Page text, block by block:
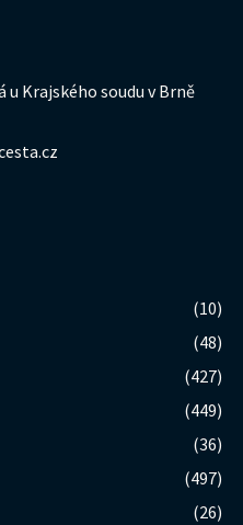
u Krajského soudu v Brně
(10)
(48)
(427)
(449)
(36)
(497)
(26)